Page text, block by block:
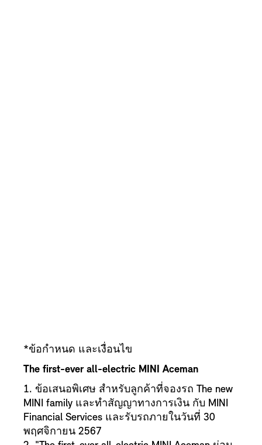
*ข้อกำหนด และเงื่อนไข
The first-ever all-electric MINI Aceman
1. ข้อเสนอพิเศษ สำหรับลูกค้าที่จองรถ The new
MINI family และทำสัญญาทางการเงิน กับ MINI
Financial Services และรับรถภายในวันที่ 30
พฤศจิกายน 2567